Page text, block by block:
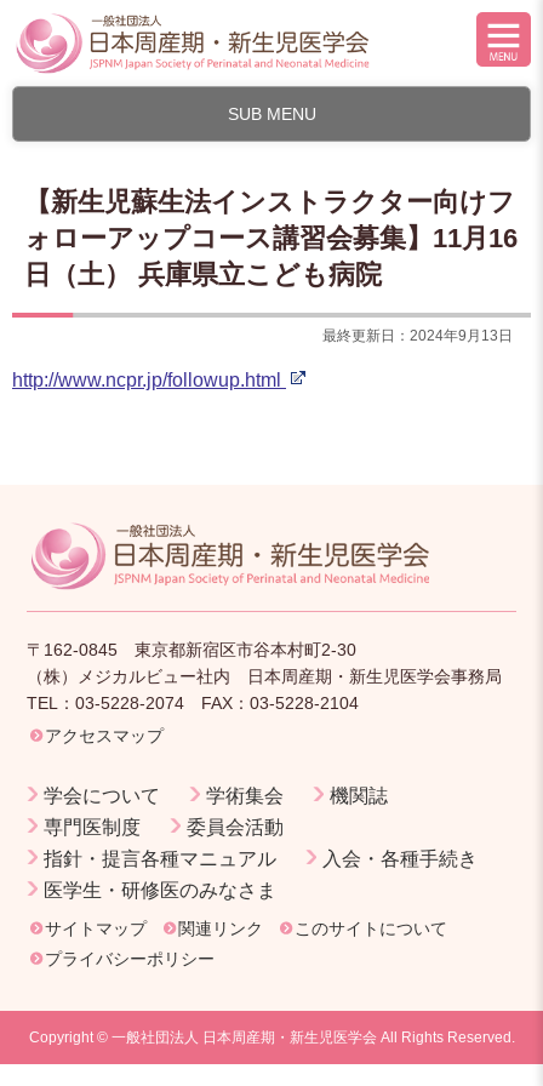
SUB MENU
【新生児蘇生法インストラクター向けフ
ォローアップコース講習会募集】11月16
日（土） 兵庫県立こども病院
最終更新日：2024年9月13日
http://www.ncpr.jp/followup.html
〒162-0845 東京都新宿区市谷本村町2-30
（株）メジカルビュー社内 日本周産期・新生児医学会事務局
TEL：03-5228-2074 FAX：03-5228-2104
アクセスマップ
学会について 学術集会
機関誌
専門医制度
委員会活動
指針・提言各種マニュアル
入会・各種手続き
医学生・研修医のみなさま
サイトマップ 関連リンク
このサイトについて
プライバシーポリシー
Copyright © 一般社団法人 日本周産期・新生児医学会 All Rights Reserved.